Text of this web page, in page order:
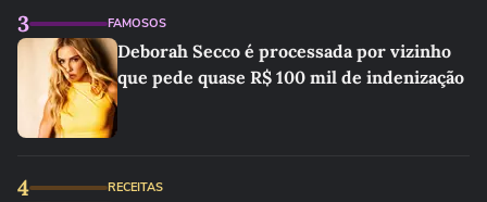
3 FAMOSOS
Deborah Secco é processada por vizinho
que pede quase R$ 100 mil de indenização
4 RECEITAS